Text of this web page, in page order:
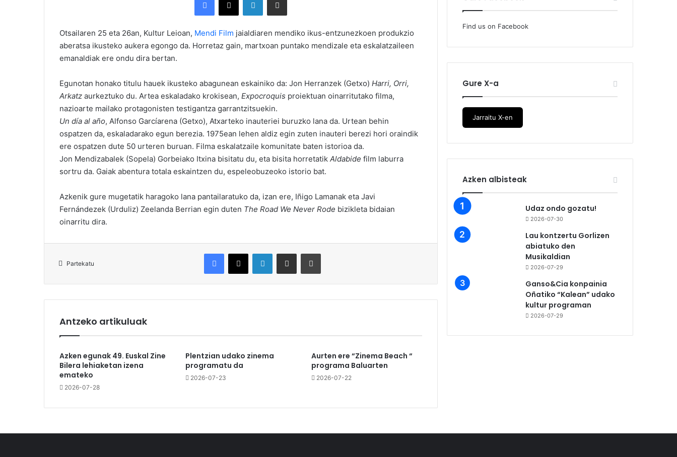
Otsailaren 25 eta 26an, Kultur Leioan, Mendi Film jaialdiaren mendiko ikus-entzunezkoen produkzio
aberatsa ikusteko aukera egongo da. Horretaz gain, martxoan puntako mendizale eta eskalatzaileen
emanaldiak ere ondu dira bertan.
Egunotan honako titulu hauek ikusteko abagunean eskainiko da: Jon Herranzek (Getxo) Harri, Orri,
Arkatz aurkeztuko du. Artea eskaladako krokisean, Expocroquis proiektuan oinarritutako filma,
nazioarte mailako protagonisten testigantza garrantzitsuekin.
Un día al año, Alfonso Garcíarena (Getxo), Atxarteko inauteriei buruzko lana da. Urtean behin
ospatzen da, eskaladarako egun berezia. 1975ean lehen aldiz egin zuten inauteri berezi hori oraindik
ere ospatzen dute 50 urteren buruan. Filma eskalatzaile komunitate baten istorioa da.
Jon Mendizabalek (Sopela) Gorbeiako Itxina bisitatu du, eta bisita horretatik Aldabide film laburra
sortru da. Gaiak abentura totala eskaintzen du, espeleobuzeoko istorio bat.
Azkenik gure mugetatik haragoko lana pantailaratuko da, izan ere, Iñigo Lamanak eta Javi
Fernándezek (Urduliz) Zeelanda Berrian egin duten The Road We Never Rode bizikleta bidaian
oinarritu dira.
Partekatu
Antzeko artikuluak
Azken egunak 49. Euskal Zine
Bilera lehiaketan izena
emateko
2026-07-28
Plentzian udako zinema
programatu da
2026-07-23
Aurten ere “Zinema Beach “
programa Baluarten
2026-07-22
Find us on Facebook
Gure X-a
Jarraitu X-en
Azken albisteak
Udaz ondo gozatu!
2026-07-30
Lau kontzertu Gorlizen
abiatuko den
Musikaldian
2026-07-29
Ganso&Cia konpainia
Oñatiko “Kalean” udako
kultur programan
2026-07-29